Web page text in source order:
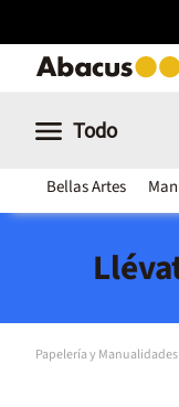
Todo
Bellas Artes
Papelería y Manualidades